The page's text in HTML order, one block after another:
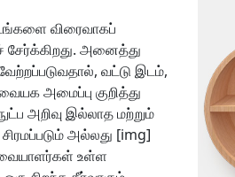
விரைவாகப்
சேர்க்கிறது. அனைத்து
வட்டு இடம்,
அமைப்பு குறித்து
அறிவு இல்லாத மற்றும்
அல்லது [img]
உள்ள